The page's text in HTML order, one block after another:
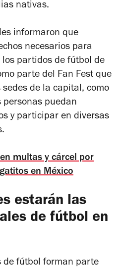
nativas.
informaron que
necesarios para
partidos de fútbol de
parte del Fan Fest que
de la capital, como
personas puedan
y participar en diversas
multas y cárcel por
en México
estarán las
de fútbol en
de fútbol forman parte